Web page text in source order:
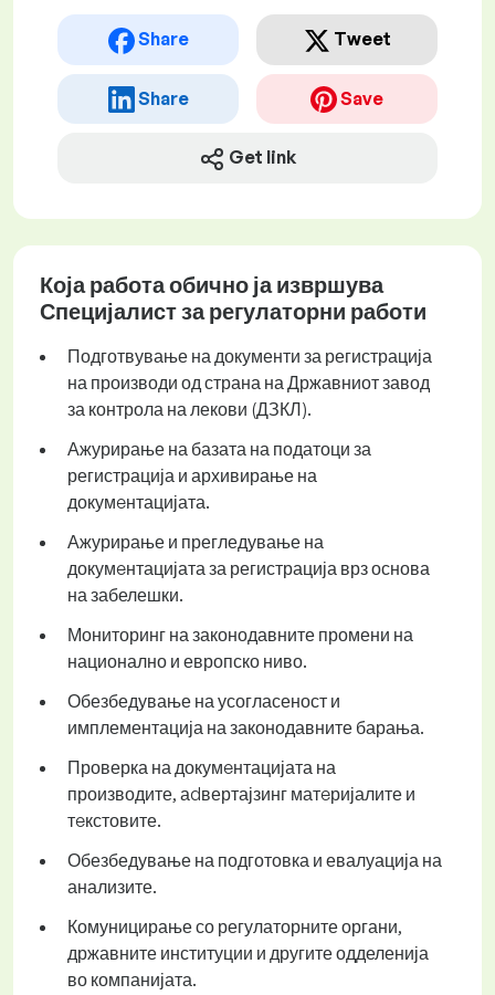
Share Tweet
Share Save
Get link
Која работа обично ја извршува
Специјалист за регулаторни работи
Подготвување на документи за регистрација
на производи од страна на Државниот завод
за контрола на лекови (ДЗКЛ).
Ажурирање на базата на податоци за
регистрација и архивирање на
докумeнтацијата.
Ажурирање и прегледување на
докумeнтацијата за регистрација врз основа
на забелешки.
Мониторинг на законодавните промени на
национално и европско ниво.
Обезбедување на усогласеност и
имплементација на законодавните барања.
Проверка на докумeнтацијата на
производите, аdвертајзинг матeријалите и
тeкстовите.
Обезбедување на подготовка и евалуација на
анализите.
Комуницирање со регулаторните органи,
државните институции и другите одделенија
во компанијата.